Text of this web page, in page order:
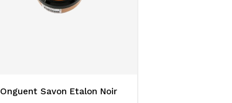
Onguent Savon Etalon Noir